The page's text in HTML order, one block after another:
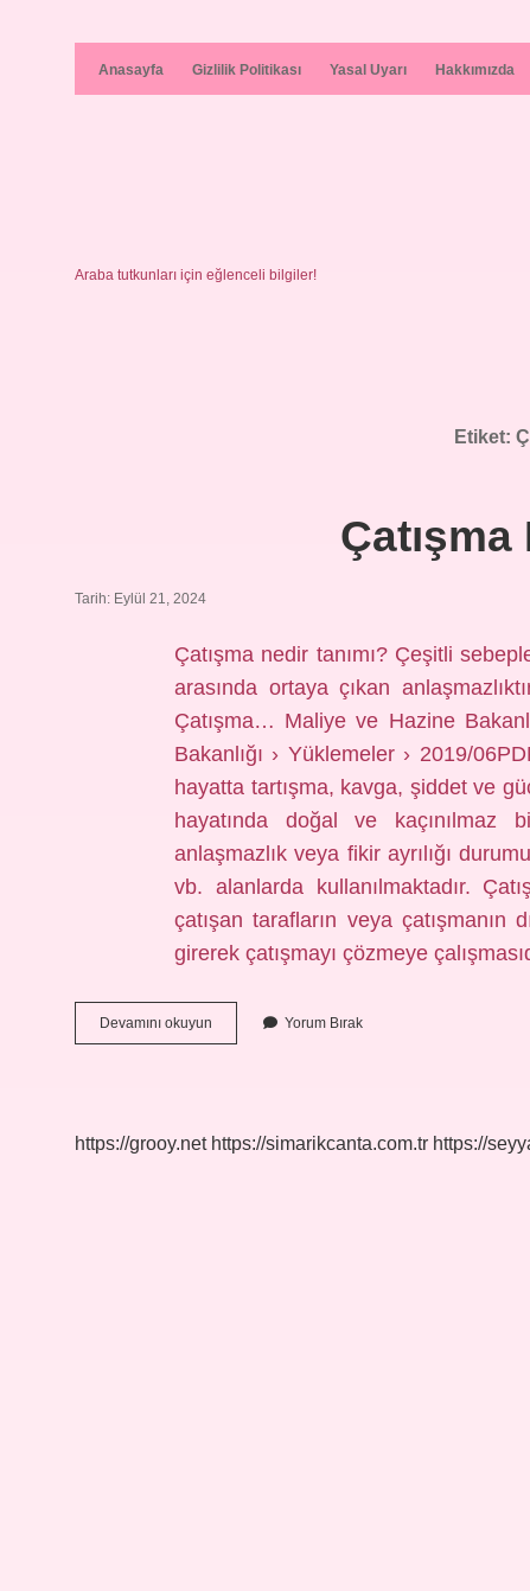
Anasayfa Gizlilik Politikası Yasal Uyarı Hakkımızda
Araba tutkunları için eğlenceli bilgiler!
Etiket:
Tarih: Eylül 21, 2024
Çatışma nedir tanımı? Çeşitli
arasında ortaya çıkan
Çatışma… Maliye ve Hazine
Bakanlığı › Yüklemeler › 2019/
hayatta tartışma, kavga, şiddet ve
hayatında doğal ve kaçınılmaz
anlaşmazlık veya fikir ayrılığı
vb. alanlarda kullanılmaktadır.
çatışan tarafların veya çatışmanın
girerek çatışmayı çözmeye
Devamını okuyun Çatışma
Nedir
Yorum Bırak
https://grooy.net https://simarikcanta.com.tr https://